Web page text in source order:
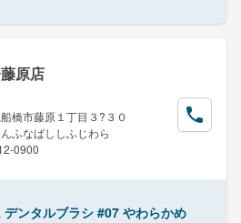
原店
橋市藤原１丁目３?３０
ふなばししふじわら
0900
ンタルブラシ #07 やわらかめ